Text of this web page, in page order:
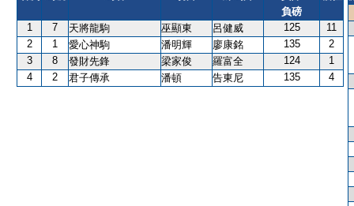
負磅
1 7 天將龍駒 巫顯東 呂健威 125
11
2
1 愛心神駒 潘明輝 廖康銘 135
2
3
8 發財先鋒 梁家俊 羅富全 124
1
4
2 君子傳承 潘頓 告東尼 135 4